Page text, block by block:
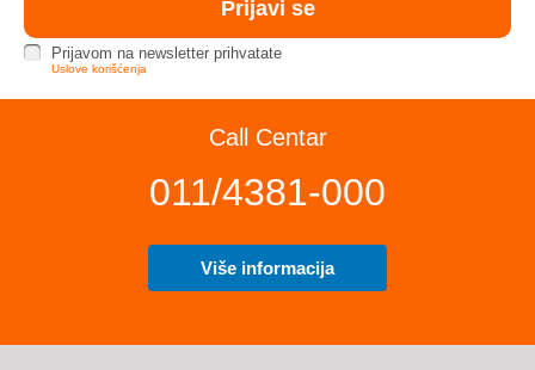
Prijavom na newsletter prihvatate
Uslove korišćenja
Call Centar
011/4381-000
Više informacija